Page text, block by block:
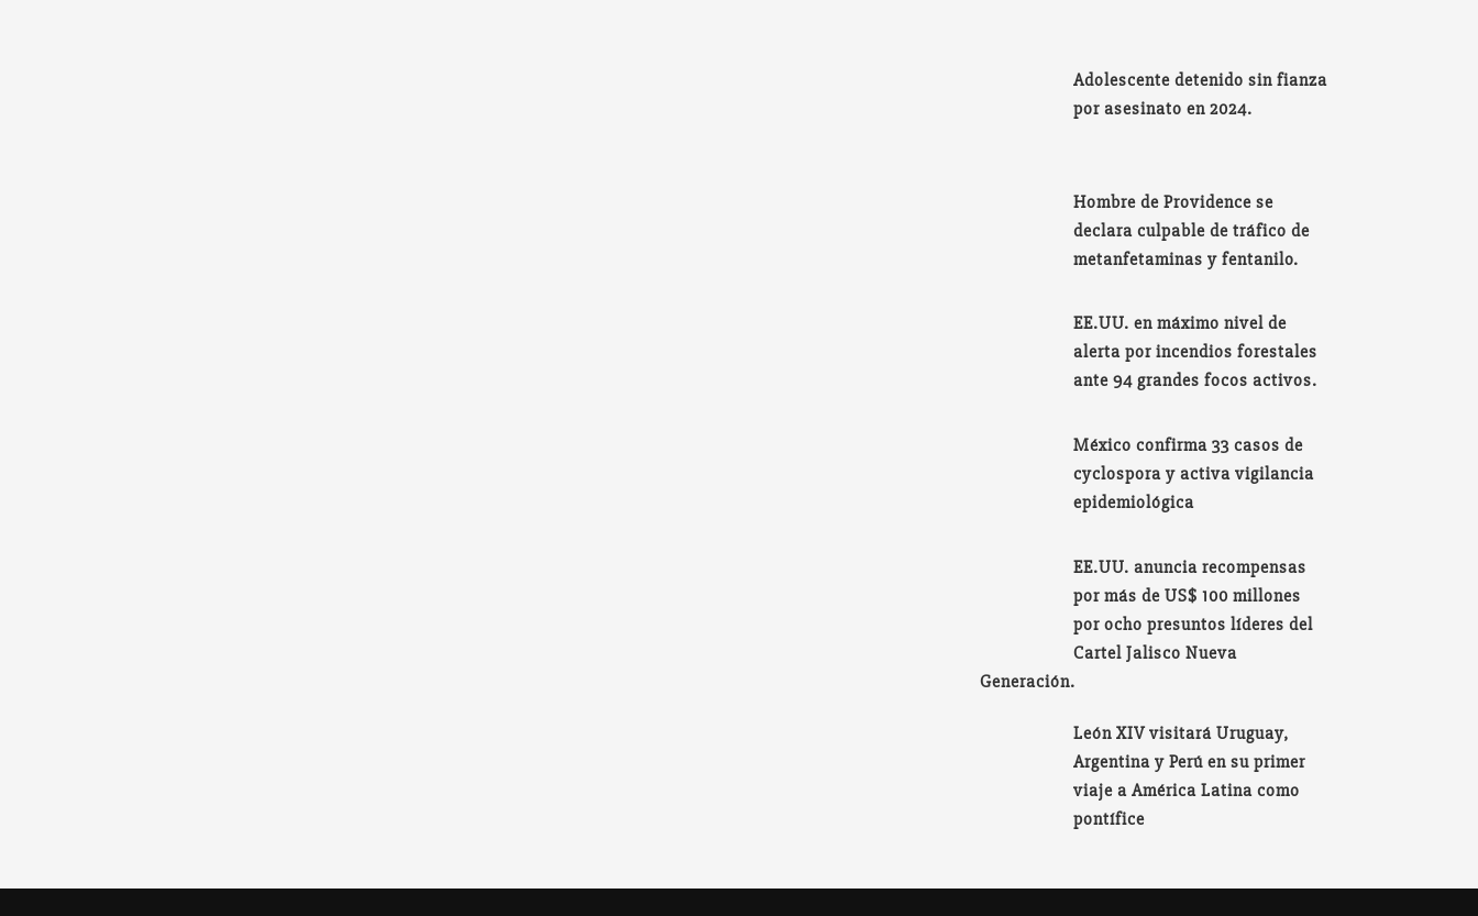
Adolescente detenido sin fianza
por asesinato en 2024.
Hombre de Providence se
declara culpable de tráfico de
metanfetaminas y fentanilo.
EE.UU. en máximo nivel de
alerta por incendios forestales
ante 94 grandes focos activos.
México confirma 33 casos de
cyclospora y activa vigilancia
epidemiológica
EE.UU. anuncia recompensas
por más de US$ 100 millones
por ocho presuntos líderes del
Cartel Jalisco Nueva
Generación.
León XIV visitará Uruguay,
Argentina y Perú en su primer
viaje a América Latina como
pontífice